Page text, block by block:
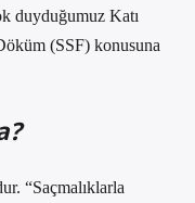
duyduğumuz Katı
(SSF) konusuna
“Saçmalıklarla